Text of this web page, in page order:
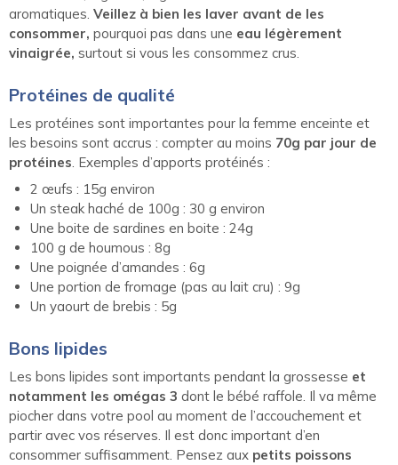
aromatiques. Veillez à bien les laver avant de les
consommer, pourquoi pas dans une eau légèrement
vinaigrée, surtout si vous les consommez crus.
Protéines de qualité
Les protéines sont importantes pour la femme enceinte et
les besoins sont accrus : compter au moins 70g par jour de
protéines. Exemples d’apports protéinés :
2 œufs : 15g environ
Un steak haché de 100g : 30 g environ
Une boite de sardines en boite : 24g
100 g de houmous : 8g
Une poignée d’amandes : 6g
Une portion de fromage (pas au lait cru) : 9g
Un yaourt de brebis : 5g
Bons lipides
Les bons lipides sont importants pendant la grossesse et
notamment les omégas 3 dont le bébé raffole. Il va même
piocher dans votre pool au moment de l’accouchement et
partir avec vos réserves. Il est donc important d’en
consommer suffisamment. Pensez aux petits poissons